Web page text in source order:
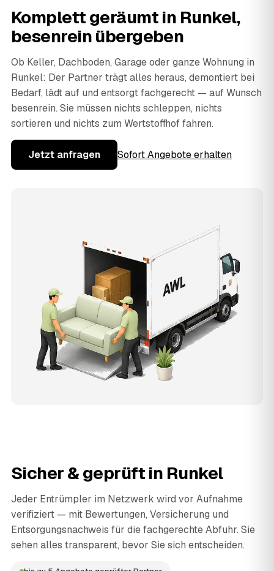
Komplett geräumt in Runkel,
besenrein übergeben
Ob Keller, Dachboden, Garage oder ganze Wohnung in
Runkel: Der Partner trägt alles heraus, demontiert bei
Bedarf, lädt auf und entsorgt fachgerecht — auf Wunsch
besenrein. Sie müssen nichts schleppen, nichts
sortieren und nichts zum Wertstoffhof fahren.
Jetzt anfragen Sofort Angebote erhalten
Sicher & geprüft in Runkel
Jeder Entrümpler im Netzwerk wird vor Aufnahme
verifiziert — mit Bewertungen, Versicherung und
Entsorgungsnachweis für die fachgerechte Abfuhr. Sie
sehen alles transparent, bevor Sie sich entscheiden.